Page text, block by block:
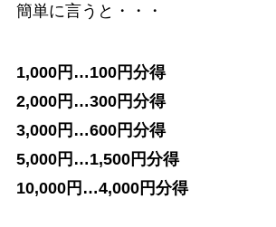
簡単に言うと・・・
1,000円…100円分得
2,000円…300円分得
3,000円…600円分得
5,000円…1,500円分得
10,000円…4,000円分得